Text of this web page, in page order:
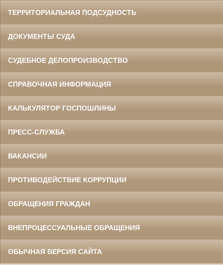
ТЕРРИТОРИАЛЬНАЯ ПОДСУДНОСТЬ
ДОКУМЕНТЫ СУДА
СУДЕБНОЕ ДЕЛОПРОИЗВОДСТВО
СПРАВОЧНАЯ ИНФОРМАЦИЯ
КАЛЬКУЛЯТОР ГОСПОШЛИНЫ
ПРЕСС-СЛУЖБА
ВАКАНСИИ
ПРОТИВОДЕЙСТВИЕ КОРРУПЦИИ
ОБРАЩЕНИЯ ГРАЖДАН
ВНЕПРОЦЕССУАЛЬНЫЕ ОБРАЩЕНИЯ
ОБЫЧНАЯ ВЕРСИЯ САЙТА